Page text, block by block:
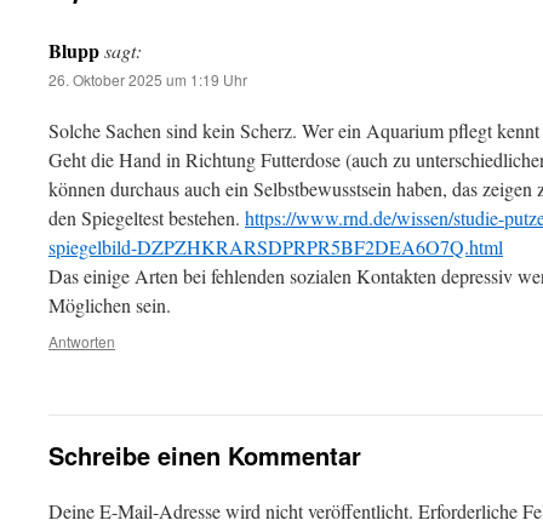
Bluppsagt:
26. Oktober 2025 um 1:19 Uhr
Solche Sachen sind kein Scherz. Wer ein Aquarium pflegt
Geht die Hand in Richtung Futterdose (auch zu
können durchaus auch ein Selbstbewusstsein haben, das
den Spiegeltest bestehen. https://www.rnd.de/wissen/studie-
spiegelbild-DZPZHKRARSDPRPR5BF2DEA6O7Q.html
Das einige Arten bei fehlenden sozialen Kontakten depressiv
Möglichen sein.
Antworten
Schreibe einen Kommentar
Deine E-Mail-Adresse wird nicht veröffentlicht. Erforderliche